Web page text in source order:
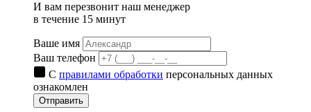
И вам перезвонит наш менеджер
в течение 15 минут
Ваше имя
Ваш телефон
С правилами обработки персональных данных
ознакомлен
Отправить